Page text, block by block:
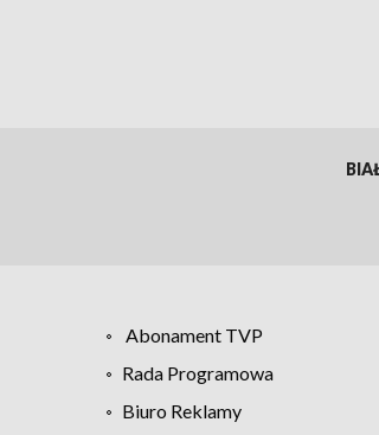
Abonament TVP
Rada Programowa
Biuro Reklamy